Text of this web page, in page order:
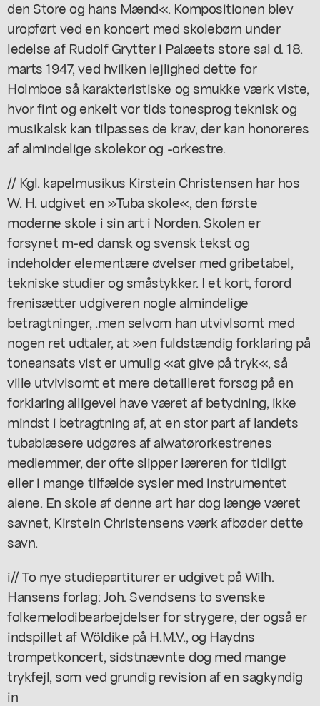
den Store og hans Mænd«. Kompositionen blev
uropført ved en koncert med skolebørn under
ledelse af Rudolf Grytter i Palæets store sal d. 18.
marts 1947, ved hvilken lejlighed dette for
Holmboe så karakteristiske og smukke værk viste,
hvor fint og enkelt vor tids tonesprog teknisk og
musikalsk kan tilpasses de krav, der kan honoreres
af almindelige skolekor og -orkestre.
// Kgl. kapelmusikus Kirstein Christensen har hos
W. H. udgivet en »Tuba skole«, den første
moderne skole i sin art i Norden. Skolen er
forsynet m-ed dansk og svensk tekst og
indeholder elementære øvelser med gribetabel,
tekniske studier og småstykker. I et kort, forord
frenisætter udgiveren nogle almindelige
betragtninger, .men selvom han utvivlsomt med
nogen ret udtaler, at »en fuldstændig forklaring på
toneansats vist er umulig «at give på tryk«, så
ville utvivlsomt et mere detailleret forsøg på en
forklaring alligevel have været af betydning, ikke
mindst i betragtning af, at en stor part af landets
tubablæsere udgøres af aiwatørorkestrenes
medlemmer, der ofte slipper læreren for tidligt
eller i mange tilfælde sysler med instrumentet
alene. En skole af denne art har dog længe været
savnet, Kirstein Christensens værk afbøder dette
savn.
i// To nye studiepartiturer er udgivet på Wilh.
Hansens forlag: Joh. Svendsens to svenske
folkemelodibearbejdelser for strygere, der også er
indspillet af Wöldike på H.M.V., og Haydns
trompetkoncert, sidstnævnte dog med mange
trykfejl, som ved grundig revision af en sagkyndig
in